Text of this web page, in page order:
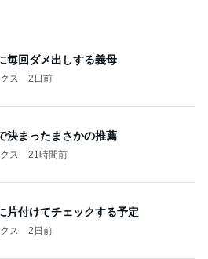
毎回ダメ出しする義母
ス 2日前
決まったまさかの推薦
ス 21時間前
片付けてチェックする予定
ス 2日前